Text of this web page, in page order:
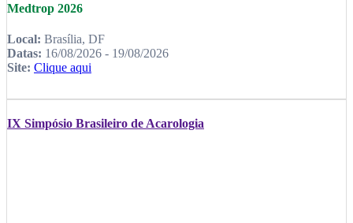
Medtrop 2026
Local: Brasília, DF
Datas: 16/08/2026 - 19/08/2026
Site: Clique aqui
IX Simpósio Brasileiro de Acarologia